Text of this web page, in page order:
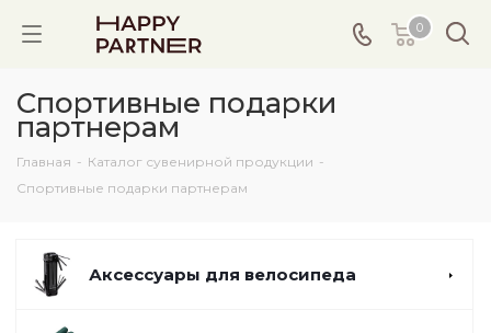
0
Спортивные подарки
партнерам
Главная - Каталог сувенирной продукции -
Спортивные подарки партнерам
Аксессуары для велосипеда